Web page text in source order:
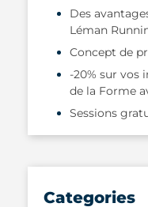
Des
Léman
Concept de
-20% sur vos
de la Forme
Sessions
Categories